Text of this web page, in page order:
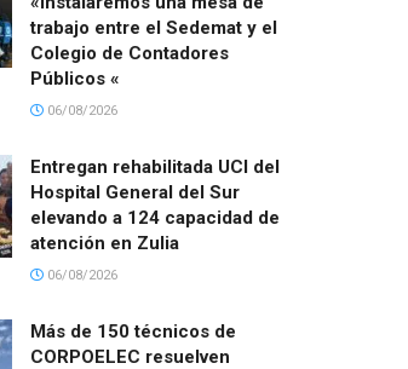
trabajo entre el Sedemat y el
Colegio de Contadores
Públicos «
06/08/2026
Entregan rehabilitada UCI del
Hospital General del Sur
elevando a 124 capacidad de
atención en Zulia
06/08/2026
Más de 150 técnicos de
CORPOELEC resuelven